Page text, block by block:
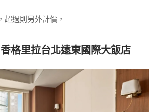
超過則另外計價，
格里拉台北遠東國際大飯店